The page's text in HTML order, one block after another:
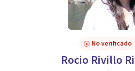
No verificado
Rocio Rivillo